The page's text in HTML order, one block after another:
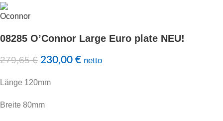
08285 O’Connor Large Euro plate NEU!
279,65€ 230,00 € netto
Länge 120mm
Breite 80mm